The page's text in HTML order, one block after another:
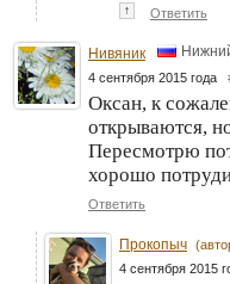
↑ Ответить
Нивяник
4 сентября 2015 года
Оксан, к
открываются,
Пересмотрю
хорошо
Ответить
Прокопыч
4 сентября 2015